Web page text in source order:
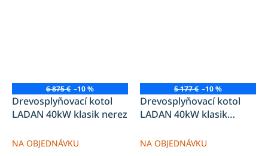
6 875 € –10 %
Drevosplyňovací kotol
LADAN 40kW klasik nerez
NA OBJEDNÁVKU
5 177 € –10 %
Drevosplyňovací kotol
LADAN 40kW klasik
NA OBJEDNÁVKU